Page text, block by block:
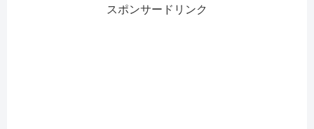
スポンサードリンク